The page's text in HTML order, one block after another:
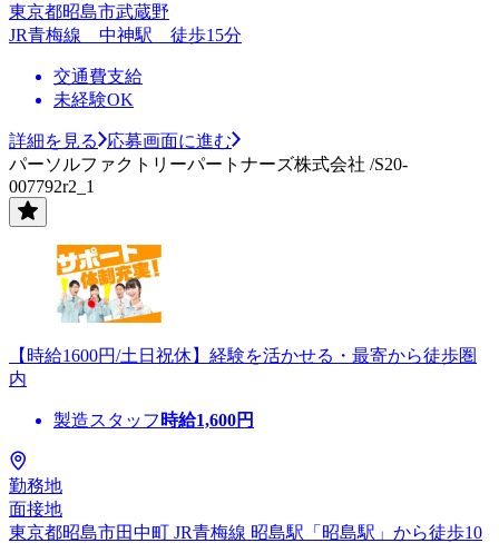
東京都昭島市武蔵野
JR青梅線 中神駅 徒歩15分
交通費支給
未経験OK
詳細を見る
応募画面に進む
パーソルファクトリーパートナーズ株式会社 /S20-
007792r2_1
【時給1600円/土日祝休】経験を活かせる・最寄から徒歩圏
内
製造スタッフ 時給1,600円
勤務地
面接地
東京都昭島市田中町 JR青梅線 昭島駅「昭島駅」から徒歩10